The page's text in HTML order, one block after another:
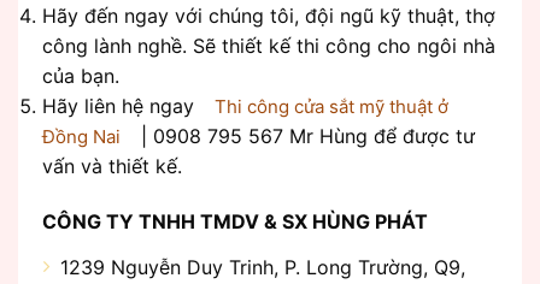
Hãy đến ngay với chúng tôi, đội ngũ kỹ thuật, thợ
công lành nghề. Sẽ thiết kế thi công cho ngôi nhà
của bạn.
Hãy liên hệ ngay
Thi công cửa sắt mỹ thuật ở
Đồng Nai
| 0908 795 567 Mr Hùng để được tư
vấn và thiết kế.
CÔNG TY TNHH TMDV & SX HÙNG PHÁT
1239 Nguyễn Duy Trinh, P. Long Trường, Q9,